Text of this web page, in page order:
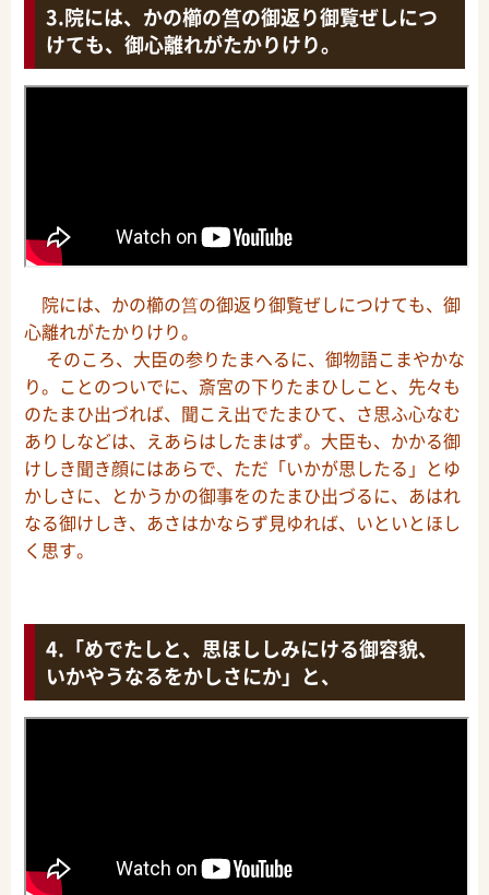
院には、かの櫛の筥の御返り御覧ぜしにつ
けても、御心離れがたかりけり。
院には、かの櫛の筥の御返り御覧ぜしにつけても、御
心離れがたかりけり。
そのころ、大臣の参りたまへるに、御物語こまやかな
り。ことのついでに、斎宮の下りたまひしこと、先々も
のたまひ出づれば、聞こえ出でたまひて、さ思ふ心なむ
ありしなどは、えあらはしたまはず。大臣も、かかる御
けしき聞き顔にはあらで、ただ「いかが思したる」とゆ
かしさに、とかうかの御事をのたまひ出づるに、あはれ
なる御けしき、あさはかならず見ゆれば、いといとほし
く思す。
「めでたしと、思ほししみにける御容貌、
いかやうなるをかしさにか」と、